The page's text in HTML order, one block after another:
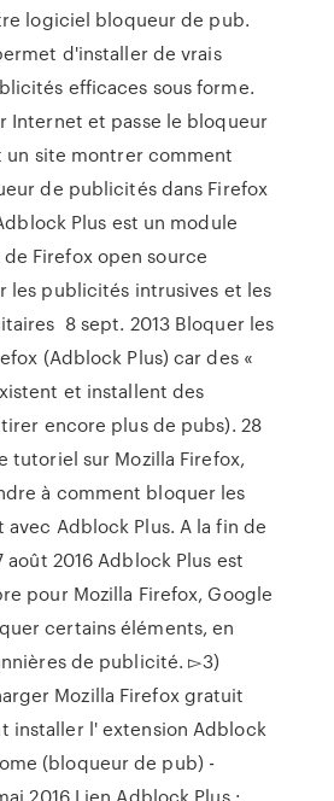
logiciel bloqueur de pub.
d'installer de vrais
efficaces sous forme.
Internet et passe le bloqueur
un site montrer comment
de publicités dans Firefox
Plus est un module
Firefox open source
les publicités intrusives et les
8 sept. 2013 Bloquer les
(Adblock Plus) car des «
et installent des
encore plus de pubs). 28
tutoriel sur Mozilla Firefox,
à comment bloquer les
Adblock Plus. A la fin de
2016 Adblock Plus est
pour Mozilla Firefox, Google
certains éléments, en
de publicité. ▻3)
Mozilla Firefox gratuit
installer l' extension Adblock
(bloqueur de pub) -
2016 Lien Adblock Plus :